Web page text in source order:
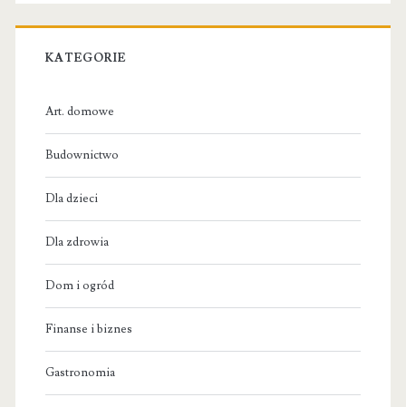
KATEGORIE
Art. domowe
Budownictwo
Dla dzieci
Dla zdrowia
Dom i ogród
Finanse i biznes
Gastronomia